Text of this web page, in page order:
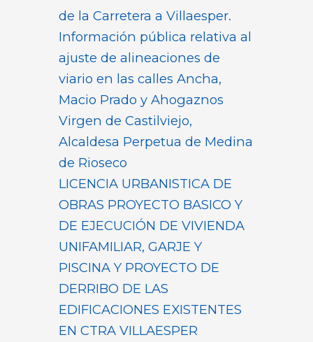
de la Carretera a Villaesper.
Información pública relativa al
ajuste de alineaciones de
viario en las calles Ancha,
Macio Prado y Ahogaznos
Virgen de Castilviejo,
Alcaldesa Perpetua de Medina
de Rioseco
LICENCIA URBANISTICA DE
OBRAS PROYECTO BASICO Y
DE EJECUCIÓN DE VIVIENDA
UNIFAMILIAR, GARJE Y
PISCINA Y PROYECTO DE
DERRIBO DE LAS
EDIFICACIONES EXISTENTES
EN CTRA VILLAESPER